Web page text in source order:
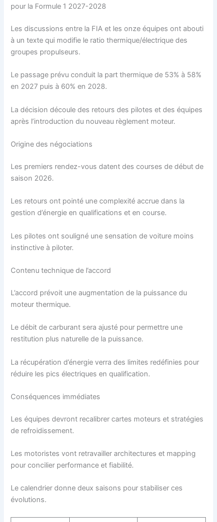
pour la Formule 1 2027-2028
Les discussions entre la FIA et les onze équipes ont abouti
à un texte qui modifie le ratio thermique/électrique des
groupes propulseurs.
Le passage prévu conduit la part thermique de 53% à 58%
en 2027 puis à 60% en 2028.
La décision découle des retours des pilotes et des équipes
après l’introduction du nouveau règlement moteur.
Origine des négociations
Les premiers rendez-vous datent des courses de début de
saison 2026.
Les retours ont pointé une complexité accrue dans la
gestion d’énergie en qualifications et en course.
Les pilotes ont souligné une sensation de voiture moins
instinctive à piloter.
Contenu technique de l’accord
L’accord prévoit une augmentation de la puissance du
moteur thermique.
Le débit de carburant sera ajusté pour permettre une
restitution plus naturelle de la puissance.
La récupération d’énergie verra des limites redéfinies pour
réduire les pics électriques en qualification.
Conséquences immédiates
Les équipes devront recalibrer cartes moteurs et stratégies
de refroidissement.
Les motoristes vont retravailler architectures et mapping
pour concilier performance et fiabilité.
Le calendrier donne deux saisons pour stabiliser ces
évolutions.